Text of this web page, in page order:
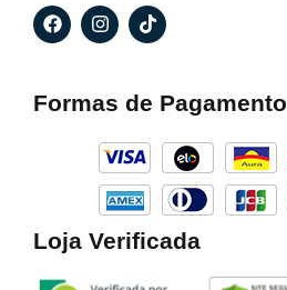
F
a
c
o
I
n
s
g
a
m
T
i
k
k
Formas de Pagamento
Loja Verificada